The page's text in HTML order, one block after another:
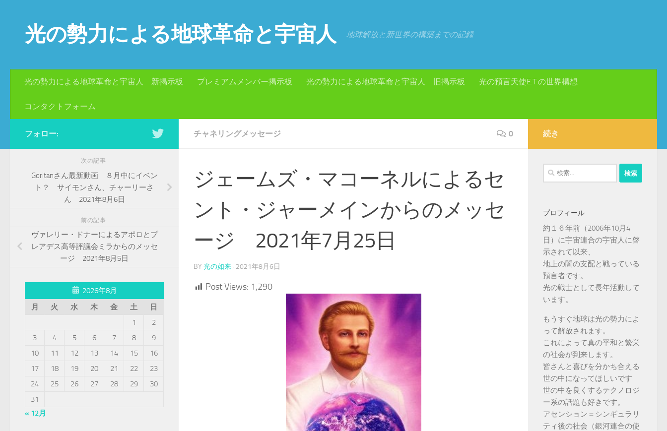
光の勢力による地球革命と宇宙人 地球解放と新世界の構築までの記録
光の勢力による地球革命と宇宙人 新掲示板 プレミアムメンバー掲示板 光の勢力による地球革命と宇宙人 旧掲示板 光の預言天使E.T.の世界構想
コンタクトフォーム
チャネリングメッセージ 0
ジェームズ・マコーネルによるセ
ント・ジャーメインからのメッセ
ージ 2021年7月25日
BY 光の如来 · 2021年8月6日
Post Views: 1,290
フォロー:
次の記事
Goritanさん最新動画 ８月中にイベン
ト？ サイモンさん、チャーリーさ
ん 2021年8月6日
前の記事
ヴァレリー・ドナーによるアポロとプ
レアデス高等評議会ミラからのメッセ
ージ 2021年8月5日
2026年8月
月
火 水 木 金 土
日
1
2
3
4 5 6 7 8
9
10
11 12 13 14 15
16
17
18 19 20 21 22
23
24
25 26 27 28 29
30
31
« 12月
続き
検
索:
プロフィール
約１６年前（2006年10月4
日）に宇宙連合の宇宙人に啓
示されて以来、
地上の闇の支配と戦っている
預言者です。
光の戦士として長年活動して
います。
もうすぐ地球は光の勢力によ
って解放されます。
これによって真の平和と繁栄
の社会が到来します。
皆さんと喜びを分かち合える
世の中になってほしいです
世の中を良くするテクノロジ
ー系の話題も好きです。
アセンション＝シンギュラリ
ティ後の社会（銀河連合の使